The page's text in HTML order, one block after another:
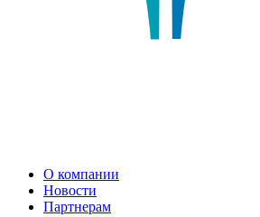
О компании
Новости
Партнерам